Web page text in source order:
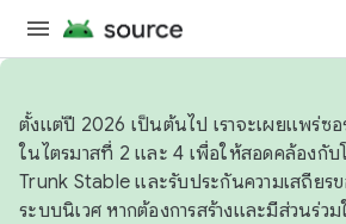
ตั้งแต่ปี 2026 เป็นต้นไป เราจะเผยแพร่ซอ
ในไตรมาสที่ 2 และ 4 เพื่อให้สอดคล้องกั
Trunk Stable และรับประกันความเสถียร
ระบบนิเวศ หากต้องการสร้างและมีส่วนร่ว